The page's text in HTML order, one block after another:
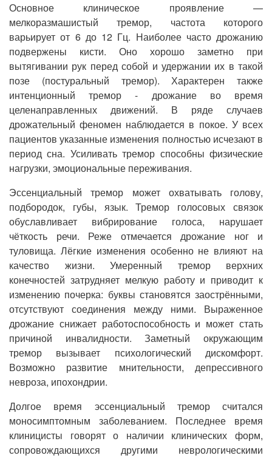
Основное клиническое проявление —
мелкоразмашистый тремор, частота которого
варьирует от 6 до 12 Гц. Наиболее часто дрожанию
подвержены кисти. Оно хорошо заметно при
вытягивании рук перед собой и удержании их в такой
позе (постуральный тремор). Характерен также
интенционный тремор - дрожание во время
целенаправленных движений. В ряде случаев
дрожательный феномен наблюдается в покое. У всех
пациентов указанные изменения полностью исчезают в
период сна. Усиливать тремор способны физические
нагрузки, эмоциональные переживания.
Эссенциальный тремор может охватывать голову,
подбородок, губы, язык. Тремор голосовых связок
обуславливает вибрирование голоса, нарушает
чёткость речи. Реже отмечается дрожание ног и
туловища. Лёгкие изменения особенно не влияют на
качество жизни. Умеренный тремор верхних
конечностей затрудняет мелкую работу и приводит к
изменению почерка: буквы становятся заострёнными,
отсутствуют соединения между ними. Выраженное
дрожание снижает работоспособность и может стать
причиной инвалидности. Заметный окружающим
тремор вызывает психологический дискомфорт.
Возможно развитие мнительности, депрессивного
невроза, ипохондрии.
Долгое время эссенциальный тремор считался
моносимптомным заболеванием. Последнее время
клиницисты говорят о наличии клинических форм,
сопровождающихся другими неврологическими